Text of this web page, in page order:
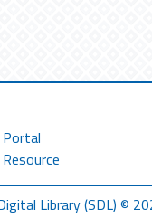
Library (SDL) ©